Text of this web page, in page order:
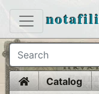
HomeCatalog